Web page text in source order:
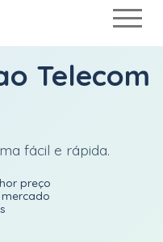
Telecom
fácil e rápida.
preço